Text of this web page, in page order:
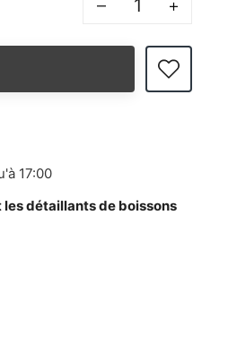
– +
17:00
détaillants de boissons